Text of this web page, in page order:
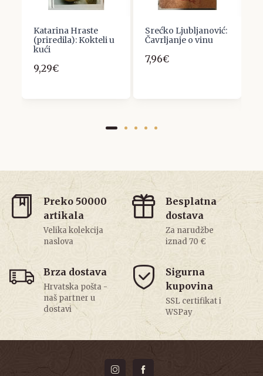
Katarina Hraste
(priredila): Kokteli u
kući
9,29€
Srećko Ljubljanović:
Čavrljanje o vinu
7,96€
Preko 50000
artikala
Velika kolekcija
naslova
Besplatna
dostava
Za narudžbe
iznad 70 €
Brza dostava
Hrvatska pošta -
naš partner u
dostavi
Sigurna
kupovina
SSL certifikat i
WSPay